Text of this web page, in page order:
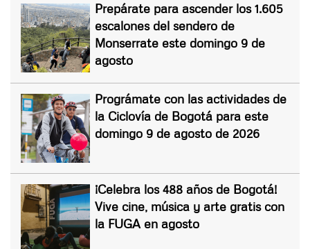
Prepárate para ascender los 1.605
escalones del sendero de
Monserrate este domingo 9 de
agosto
Prográmate con las actividades de
la Ciclovía de Bogotá para este
domingo 9 de agosto de 2026
¡Celebra los 488 años de Bogotá!
Vive cine, música y arte gratis con
la FUGA en agosto